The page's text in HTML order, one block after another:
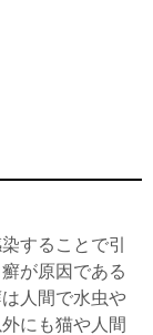
することで引
が原因である
人間で水虫や
にも猫や人間